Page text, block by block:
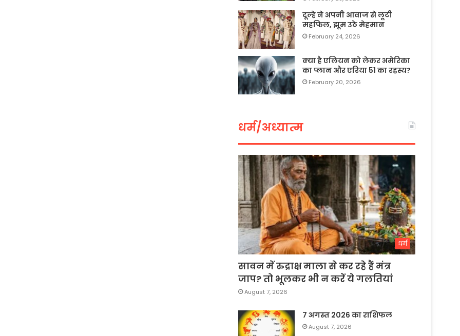
दूल्हे ने अपनी आवाज से लूटी
महफिल, झूम उठे मेहमान
February 24, 2026
क्या है एलियन को लेकर अमेरिका
का प्लान और एरिया 51 का रहस्य?
February 20, 2026
धर्म/अध्यात्म
धर्म
सावन में रुद्राक्ष माला से कर रहे हैं मंत्र
जाप? तो भूलकर भी न करें ये गलतियां
August 7, 2026
7 अगस्त 2026 का राशिफल
August 7, 2026